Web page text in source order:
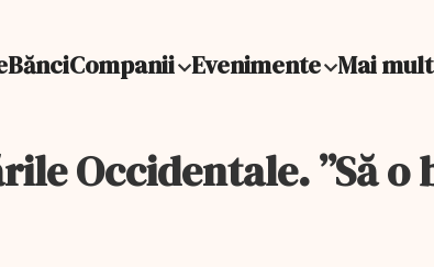
BănciCompanii Evenimente Mai mult
Occidentale. ”Să o